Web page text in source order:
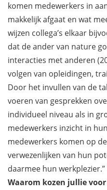
komen medewerkers in
makkelijk afgaat en wat
wijzen collega’s elkaar
dat de ander van nature
interacties met anderen
volgen van opleidingen,
Door het invullen van de
voeren van gesprekken
individueel niveau als in
medewerkers inzicht in
medewerkers komen op
verwezenlijken van hun
daarmee hun werkplezier.”
Waarom kozen jullie